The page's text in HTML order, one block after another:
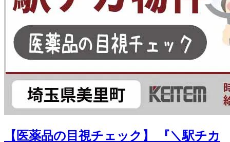
【医薬品の目視チェック】 『＼駅チカ